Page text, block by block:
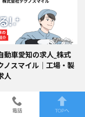
動車愛知の求人_株式
ノスマイル｜工場・製
人
電話 TOPへ